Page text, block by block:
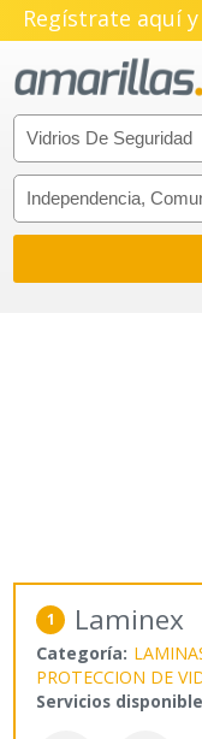
Regístrate aquí
1 Laminex
Categoría:
PROTECCION DE
Servicios